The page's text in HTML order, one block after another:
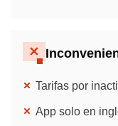
Tarifas por
App solo en